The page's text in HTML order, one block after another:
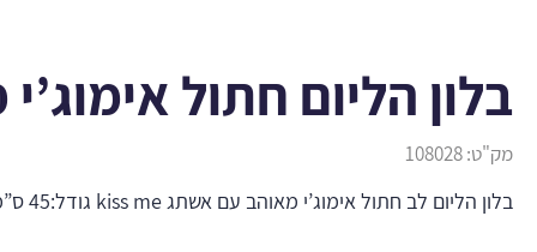
בלון הליום חתול
מק"ט:108028
בלון הליום לב חתול אימוג’י מאוהב עם אשתג kiss me גודל:45 ס”מ